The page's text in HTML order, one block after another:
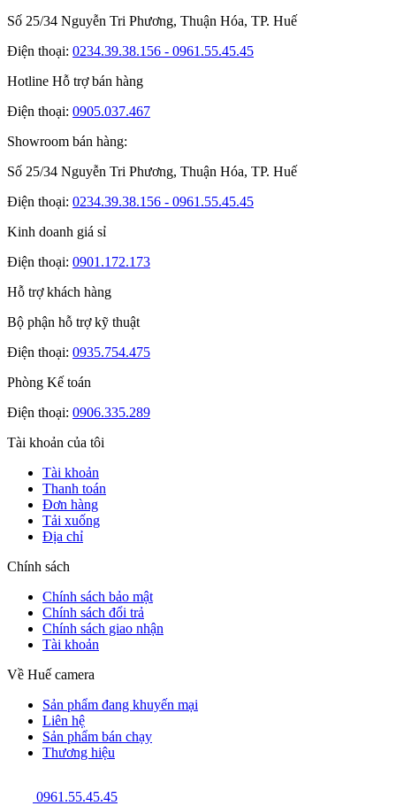
Số 25/34 Nguyễn Tri Phương, Thuận Hóa, TP. Huế
Điện thoại: 0234.39.38.156 - 0961.55.45.45
Hotline Hỗ trợ bán hàng
Điện thoại: 0905.037.467
Showroom bán hàng:
Số 25/34 Nguyễn Tri Phương, Thuận Hóa, TP. Huế
Điện thoại: 0234.39.38.156 - 0961.55.45.45
Kinh doanh giá sỉ
Điện thoại: 0901.172.173
Hỗ trợ khách hàng
Bộ phận hỗ trợ kỹ thuật
Điện thoại: 0935.754.475
Phòng Kế toán
Điện thoại: 0906.335.289
Tài khoản của tôi
Tài khoản
Thanh toán
Đơn hàng
Tải xuống
Địa chỉ
Chính sách
Chính sách bảo mật
Chính sách đổi trả
Chính sách giao nhận
Tài khoản
Về Huế camera
Sản phẩm đang khuyến mại
Liên hệ
Sản phẩm bán chạy
Thương hiệu
0961.55.45.45